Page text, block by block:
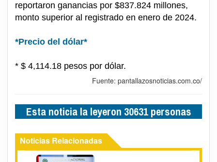
reportaron ganancias por $837.824 millones,
monto superior al registrado en enero de 2024.
*Precio del dólar*
* $ 4,114.18 pesos por dólar.
Fuente: pantallazosnoticias.com.co/
Esta noticia la leyeron 30631 personas
Noticias Relacionadas